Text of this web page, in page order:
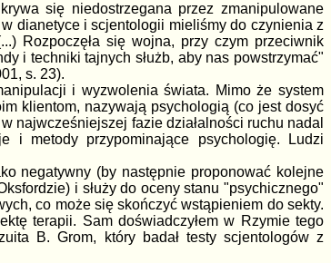
się niedostrzegana przez zmanipulowane
dianetyce i scjentologii mieliśmy do czynienia z
Rozpoczęła się wojna, przy czym przeciwnik
i techniki tajnych służb, aby nas powstrzymać"
s. 23).
i wyzwolenia świata. Mimo że system
klientom, nazywają psychologią (co jest dosyć
najwcześniejszej fazie działalności ruchu nadal
i metody przypominające psychologię. Ludzi
negatywny (by następnie proponować kolejne
i służy do oceny stanu "psychicznego"
co może się skończyć wstąpieniem do sekty.
terapii. Sam doświadczyłem w Rzymie tego
B. Grom, który badał testy scjentologów z